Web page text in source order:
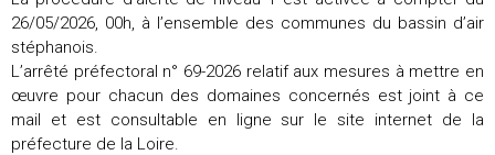
26/05/2026, 00h, à l’ensemble des communes du bassin d’air
stéphanois.
L’arrêté préfectoral n° 69-2026 relatif aux mesures à mettre en
œuvre pour chacun des domaines concernés est joint à ce
mail et est consultable en ligne sur le site internet de la
préfecture de la Loire.